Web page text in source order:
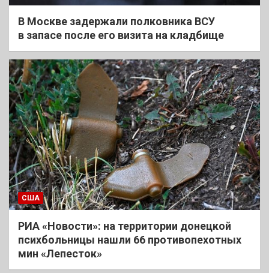
В Москве задержали полковника ВСУ
в запасе после его визита на кладбище
США
РИА «Новости»: на территории донецкой
психбольницы нашли 66 противопехотных
мин «Лепесток»